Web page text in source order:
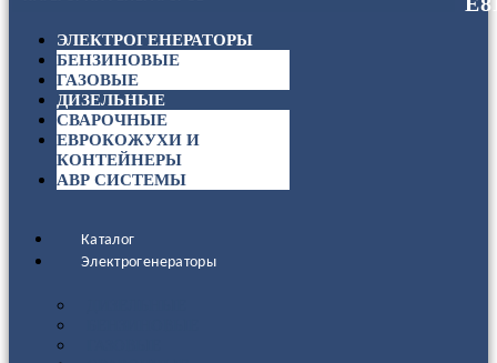
ЭЛЕКТРОГЕНЕРАТОРЫ
БЕНЗИНОВЫЕ
ГАЗОВЫЕ
ДИЗЕЛЬНЫЕ
СВАРОЧНЫЕ
ЕВРОКОЖУХИ И
КОНТЕЙНЕРЫ
АВР СИСТЕМЫ
Каталог
Электрогенераторы